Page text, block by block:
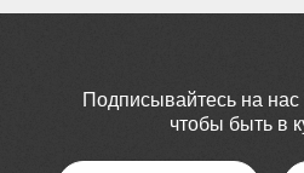
Подписывайтесь на нас
чтобы быть в